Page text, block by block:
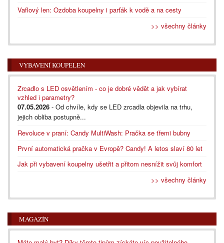
Vaflový len: Ozdoba koupelny i parťák k vodě a na cesty
>> všechny články
VYBAVENÍ KOUPELEN
Zrcadlo s LED osvětlením - co je dobré vědět a jak vybírat
vzhled i parametry?
07.05.2026 - Od chvíle, kdy se LED zrcadla objevila na trhu,
jejich obliba postupně...
Revoluce v praní: Candy MultiWash: Pračka se třemi bubny
První automatická pračka v Evropě? Candy! A letos slaví 80 let
Jak při vybavení koupelny ušetřit a přitom nesnížit svůj komfort
>> všechny články
MAGAZÍN